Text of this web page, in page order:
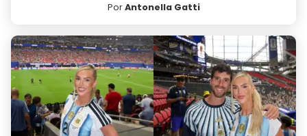
PorAntonella Gatti